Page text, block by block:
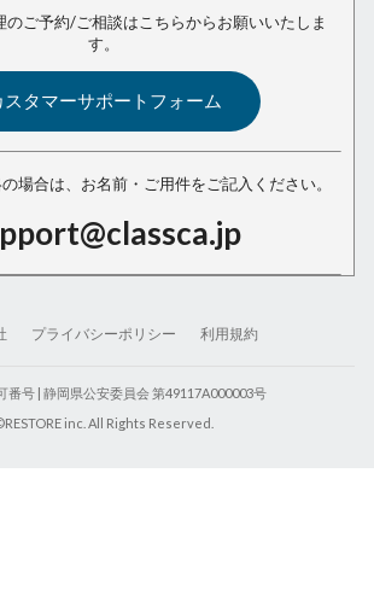
のご予約/ご相談は こちらからお願いいたしま
す。
スタマーサポートフォーム
場合は、 お名前・ご用件をご記入ください。
番号 | 静岡県公安委員会 第49117A000003号
inc. All Rights Reserved.
プライバシーポリシー 利用規約